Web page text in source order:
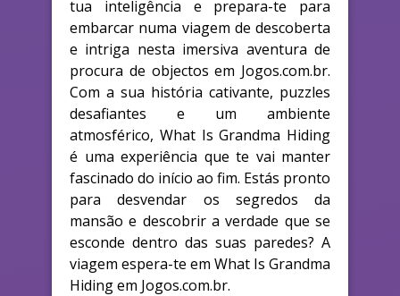
tua inteligência e prepara-te para
embarcar numa viagem de descoberta
e intriga nesta imersiva aventura de
procura de objectos em Jogos.com.br.
Com a sua história cativante, puzzles
desafiantes e um ambiente
atmosférico, What Is Grandma Hiding
é uma experiência que te vai manter
fascinado do início ao fim. Estás pronto
para desvendar os segredos da
mansão e descobrir a verdade que se
esconde dentro das suas paredes? A
viagem espera-te em What Is Grandma
Hiding em Jogos.com.br.